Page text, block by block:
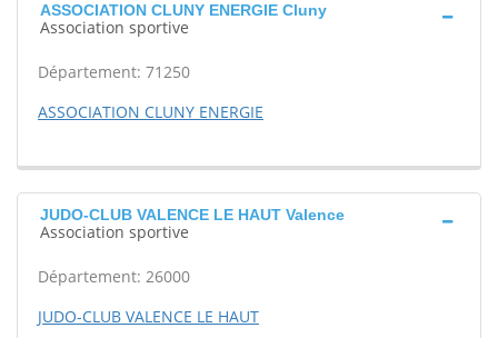
ASSOCIATION CLUNY ENERGIE Cluny
Association sportive
Département: 71250
ASSOCIATION CLUNY ENERGIE
JUDO-CLUB VALENCE LE HAUT Valence
Association sportive
Département: 26000
JUDO-CLUB VALENCE LE HAUT